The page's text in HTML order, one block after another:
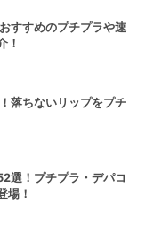
すすめのプチプラや速
！
落ちないリップをプチ
選！プチプラ・デパコ
場！